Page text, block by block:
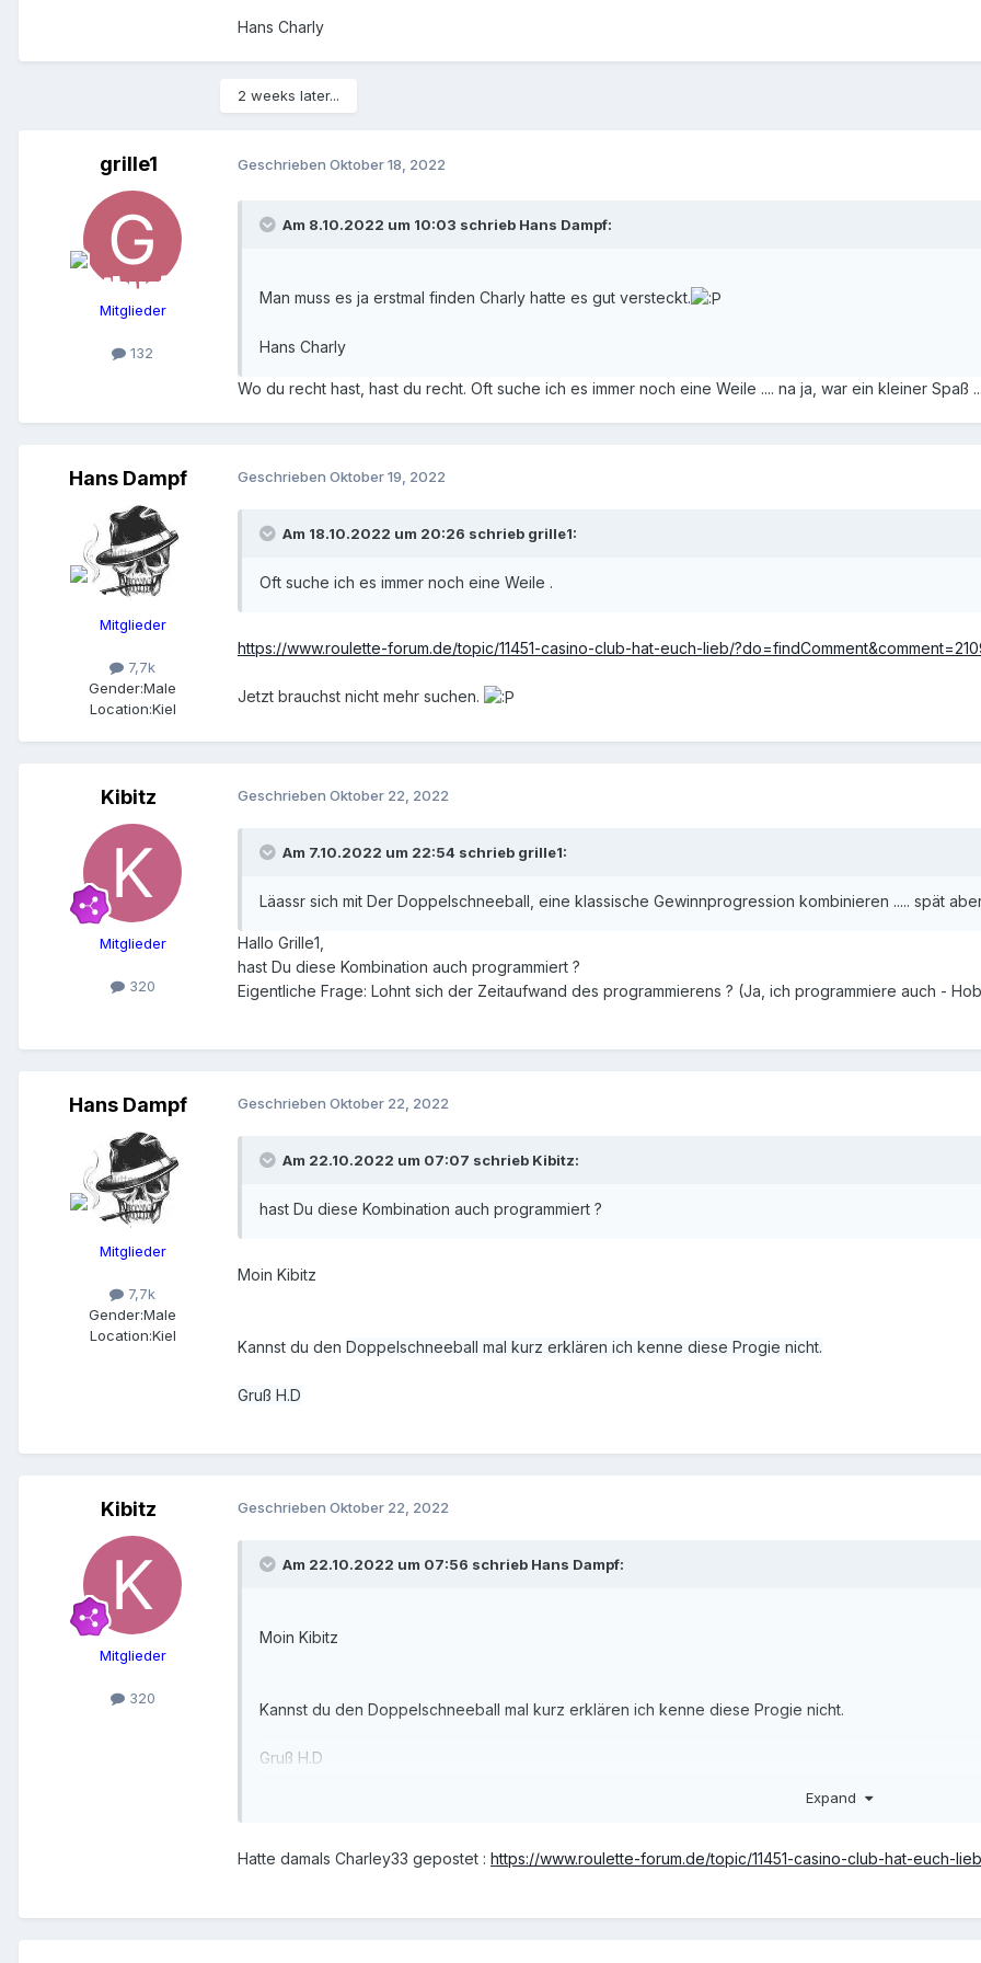
11 = Schwarz-Impair-Manque wird gestrichen
24 = Schwarz-Pair-Passe wird gestrichen
Nun sind sieben der acht Figuren gestrichen, es bleibt die Figur Rot-Pair-Passe, die noch nicht
Zahl: 23. Ergebnis: 1+
Außerdem ist noch Folgendes zu beachten:
gruss charly
Hans Charly
2 weeks later...
grille1
Mitglieder
132
Geschrieben Oktober 18, 2022
Am 8.10.2022 um 10:03 schrieb Hans Dampf:
Man muss es ja erstmal finden Charly hatte es gut versteckt.
Hans Charly
Wo du recht hast, hast du recht. Oft suche ich es immer noch eine Weile .... na ja, war ein kleiner Spaß ...
Hans Dampf
Mitglieder
7,7k
Gender:Male
Location:Kiel
Geschrieben Oktober 19, 2022
Am 18.10.2022 um 20:26 schrieb grille1:
Oft suche ich es immer noch eine Weile .
https://www.roulette-forum.de/topic/11451-casino-club-hat-euch-lieb/
Jetzt brauchst nicht mehr suchen.
Kibitz
Mitglieder
320
Geschrieben Oktober 22, 2022
Am 7.10.2022 um 22:54 schrieb grille1:
Läassr sich mit Der Doppelschneeball, eine klassische Gewinnprogression kombinieren ..... spät
Hallo Grille1,
hast Du diese Kombination auch programmiert ?
Eigentliche Frage: Lohnt sich der Zeitaufwand des programmierens ? (Ja, ich programmiere auch -
Hans Dampf
Mitglieder
7,7k
Gender:Male
Location:Kiel
Geschrieben Oktober 22, 2022
Am 22.10.2022 um 07:07 schrieb Kibitz:
hast Du diese Kombination auch programmiert ?
Moin Kibitz
Kannst du den Doppelschneeball mal kurz erklären ich kenne diese Progie nicht.
Gruß H.D
Kibitz
Mitglieder
320
Geschrieben Oktober 22, 2022
Am 22.10.2022 um 07:56 schrieb Hans Dampf:
Moin Kibitz
Kannst du den Doppelschneeball mal kurz erklären ich kenne diese Progie nicht.
Gruß H.D
Expand
Hatte damals Charley33 gepostet : https://www.roulette-forum.de/topic/11451-casino-club-hat-euch-